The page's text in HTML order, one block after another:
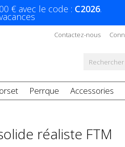
€ avec le code : C2026.
Contactez-nous
Perrque Accessories
réaliste FTM